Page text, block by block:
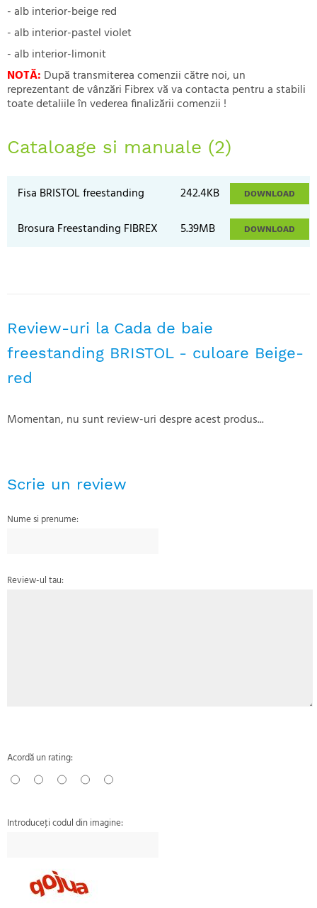
- alb interior-beige red
- alb interior-pastel violet
- alb interior-limonit
NOTĂ: După transmiterea comenzii către noi, un
reprezentant de vânzări Fibrex vă va contacta pentru a stabili
toate detaliile în vederea finalizării comenzii !
Cataloage si manuale (2)
Fisa BRISTOL freestanding 242.4KB DOWNLOAD
Brosura Freestanding FIBREX 5.39MB DOWNLOAD
Review-uri la Cada de baie
freestanding BRISTOL - culoare Beige-
red
Momentan, nu sunt review-uri despre acest produs...
Scrie un review
Nume si prenume:
Review-ul tau:
Acordă un rating:
Introduceţi codul din imagine: